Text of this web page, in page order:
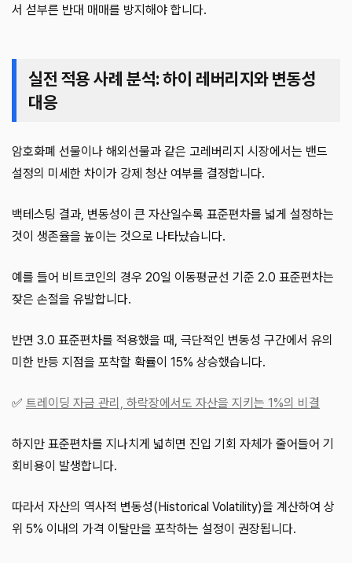
서 섣부른 반대 매매를 방지해야 합니다.
실전 적용 사례 분석: 하이 레버리지와 변동성
대응
암호화폐 선물이나 해외선물과 같은 고레버리지 시장에서는 밴드
설정의 미세한 차이가 강제 청산 여부를 결정합니다.
백테스팅 결과, 변동성이 큰 자산일수록 표준편차를 넓게 설정하는
것이 생존율을 높이는 것으로 나타났습니다.
예를 들어 비트코인의 경우 20일 이동평균선 기준 2.0 표준편차는
잦은 손절을 유발합니다.
반면 3.0 표준편차를 적용했을 때, 극단적인 변동성 구간에서 유의
미한 반등 지점을 포착할 확률이 15% 상승했습니다.
✅ 트레이딩 자금 관리, 하락장에서도 자산을 지키는 1%의 비결
하지만 표준편차를 지나치게 넓히면 진입 기회 자체가 줄어들어 기
회비용이 발생합니다.
따라서 자산의 역사적 변동성(Historical Volatility)을 계산하여 상
위 5% 이내의 가격 이탈만을 포착하는 설정이 권장됩니다.